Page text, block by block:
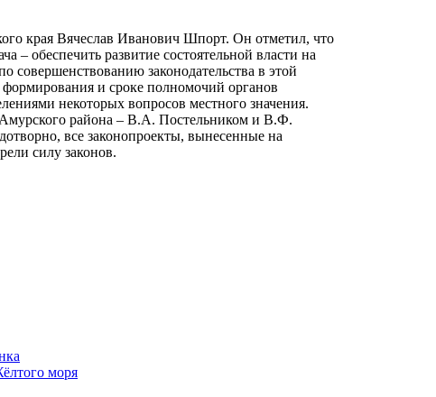
края Вячеслав Иванович Шпорт. Он отметил, что
– обеспечить развитие состоятельной власти на
совершенствованию законодательства в этой
и сроке полномочий органов
некоторых вопросов местного значения.
Амурского района – В.А. Постельником и В.Ф.
все законопроекты, вынесенные на
силу законов.
моря